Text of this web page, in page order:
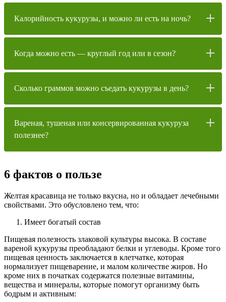
Калорийность кукурузы, и можно ли есть на ночь?
Когда можно есть — круглый год или в сезон?
Сколько граммов можно съедать кукурузы в день?
Вареная, тушеная или консервированная кукуруза
полезнее?
6 фактов о пользе
Желтая красавица не только вкусна, но и обладает лечебными
свойствами. Это обусловлено тем, что:
Имеет богатый состав
Пищевая полезность злаковой культуры высока. В составе
вареной кукурузы преобладают белки и углеводы. Кроме того
пищевая ценность заключается в клетчатке, которая
нормализует пищеварение, и малом количестве жиров. Но
кроме них в початках содержатся полезные витамины,
вещества и минералы, которые помогут организму быть
бодрым и активным: